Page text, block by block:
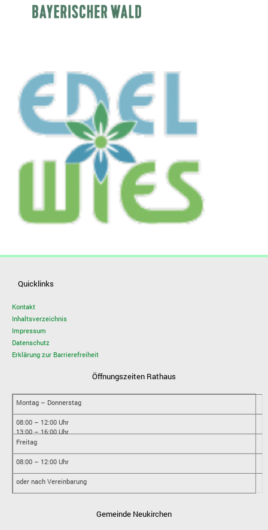
Quicklinks
Kontakt
Inhaltsverzeichnis
Impressum
Datenschutz
Erklärung zur Barrierefreiheit
Öffnungszeiten Rathaus
Montag – Donnerstag
08:00 – 12:00 Uhr
13:00 – 16:00 Uhr
Freitag
08:00 – 12:00 Uhr
oder nach Vereinbarung
Gemeinde Neukirchen